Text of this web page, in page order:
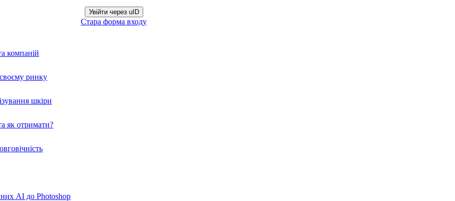
Увійти через uID
Стара форма входу
компаній
своєму ринку
шкіри
як отримати?
AI до Photoshop